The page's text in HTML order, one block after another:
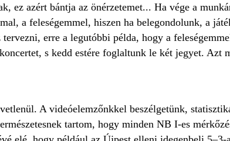
ez azért bántja az önérzetemet... Ha vége a
a feleségemmel, hiszen ha belegondolunk, a
erre a legutóbbi példa, hogy a
s kedd estére foglaltunk le két jegyet. Azt
A videóelemzőnkkel beszélgetünk,
tartom, hogy minden NB I-es